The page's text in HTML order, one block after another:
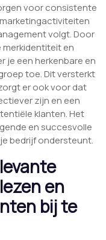
voor consistente
volgt. Door
en
je een herkenbare en
toe. Dit versterkt
er ook voor dat
zijn en een
klanten. Het
en succesvolle
bedrijf ondersteunt.
en
bij te